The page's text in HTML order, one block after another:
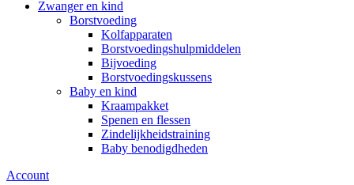
Zwanger en kind
Borstvoeding
Kolfapparaten
Borstvoedingshulpmiddelen
Bijvoeding
Borstvoedingskussens
Baby en kind
Kraampakket
Spenen en flessen
Zindelijkheidstraining
Baby benodigdheden
Account